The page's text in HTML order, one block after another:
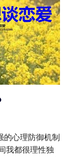
心理防御机制
我都很理性独